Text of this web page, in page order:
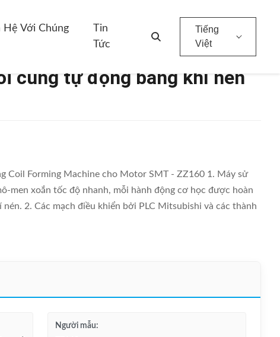
Hệ Với Chúng
Tin
Tức
Tiếng
Việt
cùng tự động bằng khí nén
Coil Forming Machine cho Motor SMT - ZZ160 1. Máy sử
men xoắn tốc độ nhanh, mỗi hành động cơ học được hoàn
2. Các mạch điều khiển bởi PLC Mitsubishi và các thành
Người mẫu: